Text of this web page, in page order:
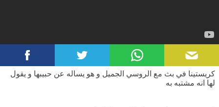
كريستينا في بث مع الروسي الجميل و هو يساله عن حبيبها و يقول
لها انه مشتبه به